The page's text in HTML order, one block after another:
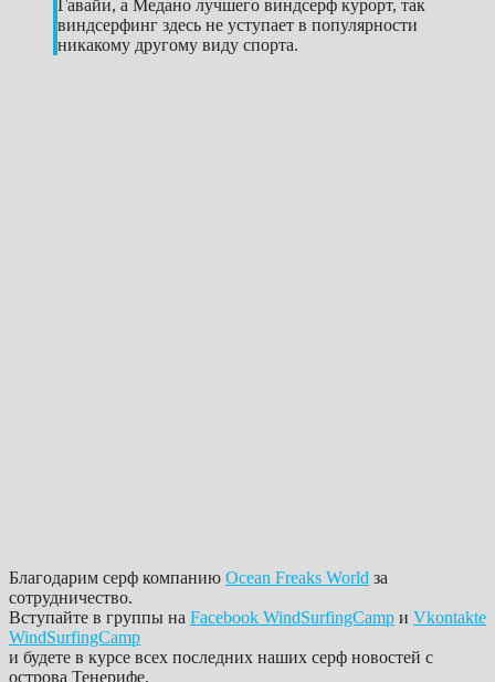
Гавайи, а Медано лучшего виндсерф курорт, так
виндсерфинг здесь не уступает в популярности
никакому другому виду спорта.
Благодарим серф компанию Ocean Freaks World за
сотрудничество.
Вступайте в группы на Facebook WindSurfingCamp и Vkontakte
WindSurfingCamp
и будете в курсе всех последних наших серф новостей с
острова Тенерифе.